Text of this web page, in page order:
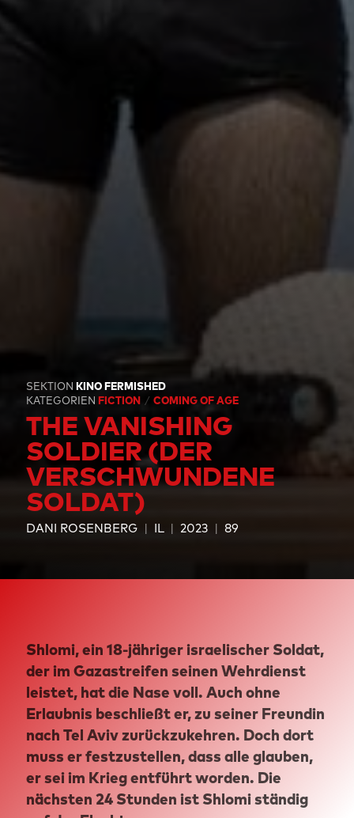
SEKTION KINO FERMISHED
KATEGORIEN FICTION COMING OF AGE
THE VANISHING
SOLDIER (DER
VERSCHWUNDENE
SOLDAT)
DANI ROSENBERG IL 2023 89
Shlomi, ein 18-jähriger israelischer Soldat,
der im Gazastreifen seinen Wehrdienst
leistet, hat die Nase voll. Auch ohne
Erlaubnis beschließt er, zu seiner Freundin
nach Tel Aviv zurückzukehren. Doch dort
muss er festzustellen, dass alle glauben,
er sei im Krieg entführt worden. Die
nächsten 24 Stunden ist Shlomi ständig